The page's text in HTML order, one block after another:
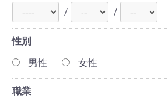
/
/
性別
男性
女性
職業